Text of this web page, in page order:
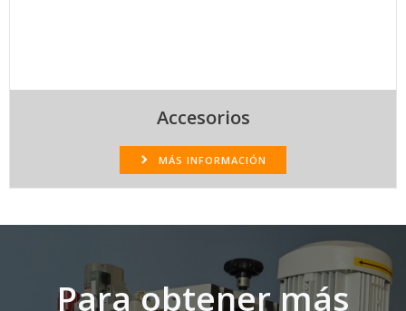
Accesorios
MÁS INFORMACIÓN
Para obtener más